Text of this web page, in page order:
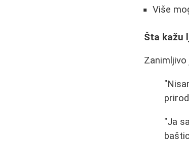
Više
Šta kažu
"Ja